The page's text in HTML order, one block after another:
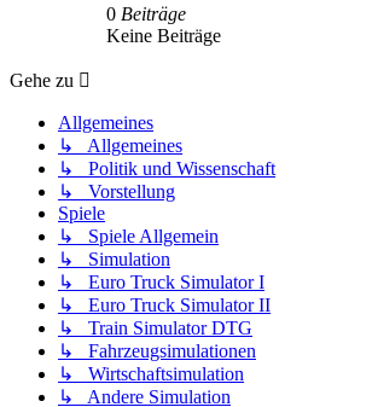
0 Beiträge
Keine Beiträge
Gehe zu
Allgemeines
↳ Allgemeines
↳ Politik und Wissenschaft
↳ Vorstellung
Spiele
↳ Spiele Allgemein
↳ Simulation
↳ Euro Truck Simulator I
↳ Euro Truck Simulator II
↳ Train Simulator DTG
↳ Fahrzeugsimulationen
↳ Wirtschaftsimulation
↳ Andere Simulation